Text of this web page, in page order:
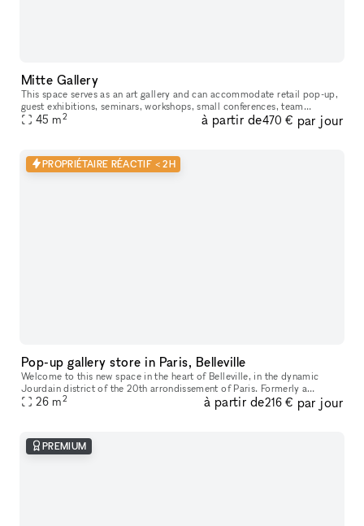
Mitte Gallery
This space serves as an art gallery and can accommodate retail pop-up,
guest exhibitions​,​​ seminars​,​ workshops​,​ small conferences​,​ team
meetings and gatherings of smaller groups during non-ex
45 m2 à partir de470 € par jour
PROPRIÉTAIRE RÉACTIF < 2H
Pop-up gallery store in Paris, Belleville
Welcome to this new space in the heart of Belleville, in the dynamic
Jourdain district of the 20th arrondissement of Paris. Formerly a
contemporary art gallery, this space has recently been renovated
26 m2 à partir de216 € par jour
PREMIUM